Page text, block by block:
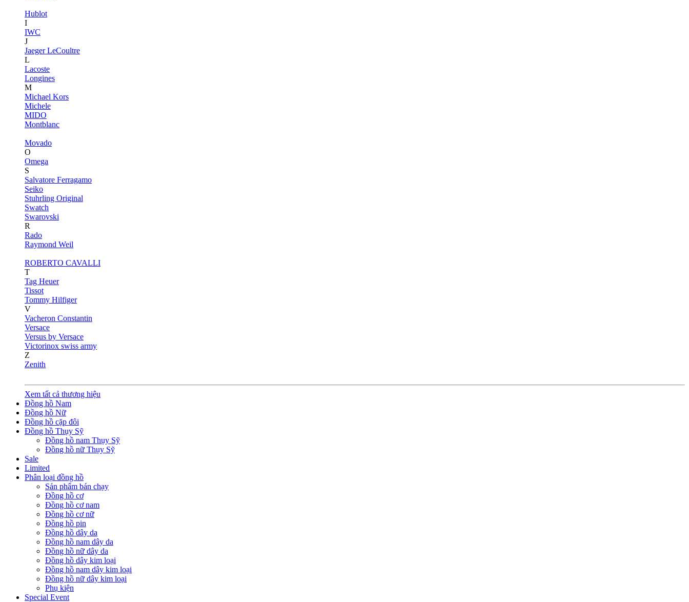
Hublot
I
IWC
J
Jaeger LeCoultre
L
Lacoste
Longines
M
Michael Kors
Michele
MIDO
Montblanc
Movado
O
Omega
S
Salvatore Ferragamo
Seiko
Stuhrling Original
Swatch
Swarovski
R
Rado
Raymond Weil
ROBERTO CAVALLI
T
Tag Heuer
Tissot
Tommy Hilfiger
V
Vacheron Constantin
Versace
Versus by Versace
Victorinox swiss army
Z
Zenith
Xem tất cả thương hiệu
Đồng hồ Nam
Đồng hồ Nữ
Đồng hồ cặp đôi
Đồng hồ Thụy Sỹ
Đồng hồ nam Thụy Sỹ
Đồng hồ nữ Thụy Sỹ
Sale
Limited
Phân loại đồng hồ
Sản phẩm bán chạy
Đồng hồ cơ
Đồng hồ cơ nam
Đồng hồ cơ nữ
Đồng hồ pin
Đồng hồ dây da
Đồng hồ nam dây da
Đồng hồ nữ dây da
Đồng hồ dây kim loại
Đồng hồ nam dây kim loại
Đồng hồ nữ dây kim loại
Phụ kiện
Special Event